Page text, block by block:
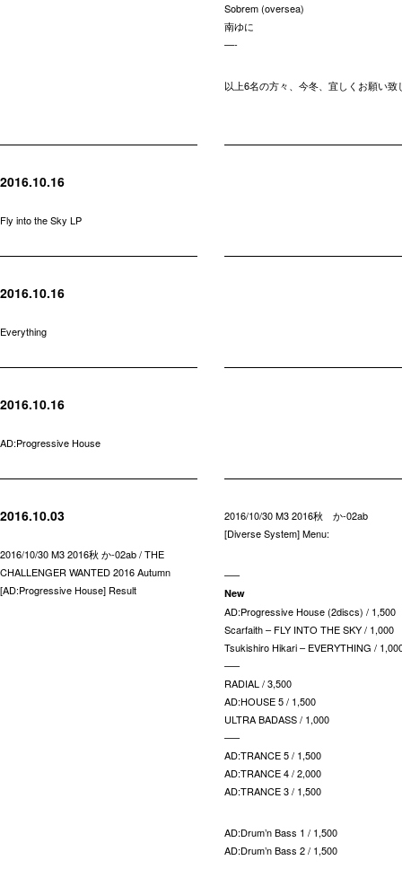
Sobrem (oversea)
南ゆに
—-
以上6名の方々、今冬、宜しくお願い致
2016.10.16
Fly into the Sky LP
2016.10.16
Everything
2016.10.16
AD:Progressive House
2016.10.03
2016/10/30 M3 2016秋 か-02ab / THE
CHALLENGER WANTED 2016 Autumn
[AD:Progressive House] Result
2016/10/30 M3 2016秋 か-02ab
[Diverse System] Menu:
—–
New
AD:Progressive House (2discs) / 1,500
Scarfaith – FLY INTO THE SKY / 1,000
Tsukishiro Hikari – EVERYTHING /
—–
RADIAL / 3,500
AD:HOUSE 5 / 1,500
ULTRA BADASS / 1,000
—–
AD:TRANCE 5 / 1,500
AD:TRANCE 4 / 2,000
AD:TRANCE 3 / 1,500
AD:Drum’n Bass 1 / 1,500
AD:Drum’n Bass 2 / 1,500